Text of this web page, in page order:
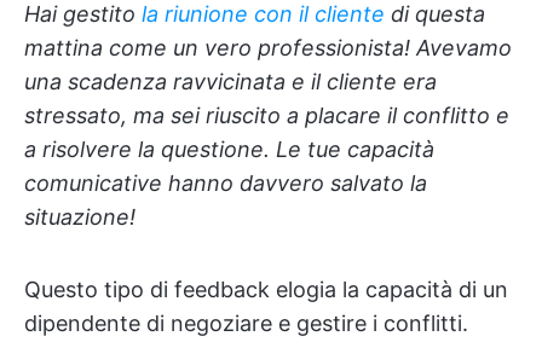
Hai gestito la riunione con il cliente di questa
mattina come un vero professionista! Avevamo
una scadenza ravvicinata e il cliente era
stressato, ma sei riuscito a placare il conflitto e
a risolvere la questione. Le tue capacità
comunicative hanno davvero salvato la
situazione!
Questo tipo di feedback elogia la capacità di un
dipendente di negoziare e gestire i conflitti.